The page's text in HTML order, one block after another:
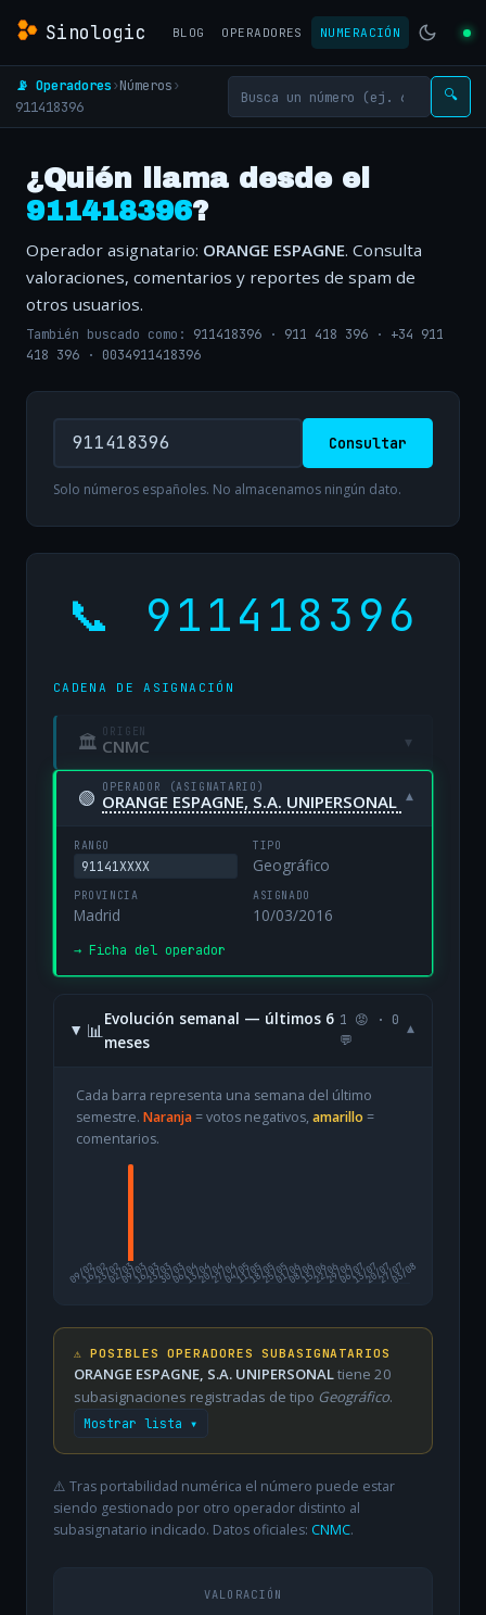
Sinologic BLOG OPERADORES NUMERACIÓN
📡 Operadores›Números›
911418396
🔍
¿Quién llama desde el
911418396?
Operador asignatario: ORANGE ESPAGNE. Consulta
valoraciones, comentarios y reportes de spam de
otros usuarios.
También buscado como: 911418396 · 911 418 396 · +34 911
418 396 · 0034911418396
Consultar
Solo números españoles. No almacenamos ningún dato.
📞 911418396
CADENA DE ASIGNACIÓN
🏛 ORIGEN
CNMC ▾
🟢 OPERADOR (ASIGNATARIO)
ORANGE ESPAGNE, S.A. UNIPERSONAL ▾
RANGO
91141XXXX
TIPO
Geográfico
PROVINCIA
Madrid
ASIGNADO
10/03/2016
→ Ficha del operador
📊
Evolución semanal — últimos 6
meses
1 😡 · 0
💬
▾
Cada barra representa una semana del último
semestre. Naranja= votos negativos, amarillo =
comentarios.
09/02
16/0223/0202/0309/0316/0323/0330/0306/0413/0420/0427/0404/0511/0518/0525/0501/0608/0615/0622/0629/0606/0713/0720/0727/07
03/08
⚠️ POSIBLES OPERADORES SUBASIGNATARIOS
ORANGE ESPAGNE, S.A. UNIPERSONALtiene 20
subasignaciones registradas de tipo Geográfico.
Mostrar lista ▾
⚠️ Tras portabilidad numérica el número puede estar
siendo gestionado por otro operador distinto al
subasignatario indicado. Datos oficiales: CNMC.
VALORACIÓN